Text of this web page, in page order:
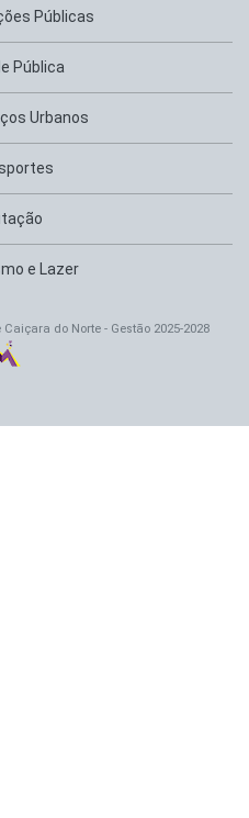
Públicas
Pública
Urbanos
e Lazer
do Norte - Gestão 2025-2028